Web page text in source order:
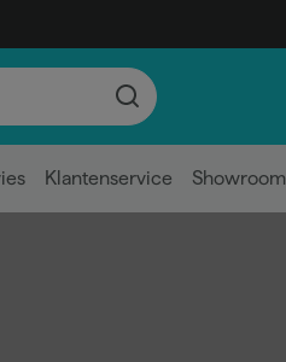
Klantenservice Showroom